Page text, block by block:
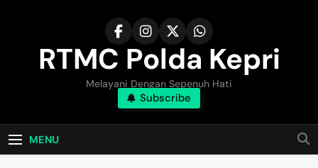
RTMC Polda Kepri
Melayani Dengan Sepenuh Hati
Subscribe
MENU